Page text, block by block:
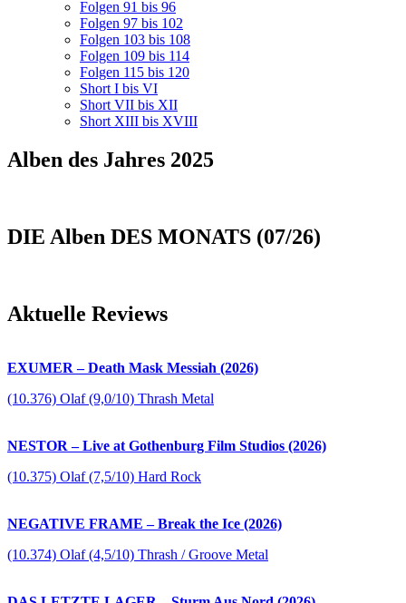
Folgen 91 bis 96
Folgen 97 bis 102
Folgen 103 bis 108
Folgen 109 bis 114
Folgen 115 bis 120
Short I bis VI
Short VII bis XII
Short XIII bis XVIII
Alben des Jahres 2025
DIE Alben DES MONATS (07/26)
Aktuelle Reviews
EXUMER – Death Mask Messiah (2026)
(10.376) Olaf (9,0/10) Thrash Metal
NESTOR – Live at Gothenburg Film Studios (2026)
(10.375) Olaf (7,5/10) Hard Rock
NEGATIVE FRAME – Break the Ice (2026)
(10.374) Olaf (4,5/10) Thrash / Groove Metal